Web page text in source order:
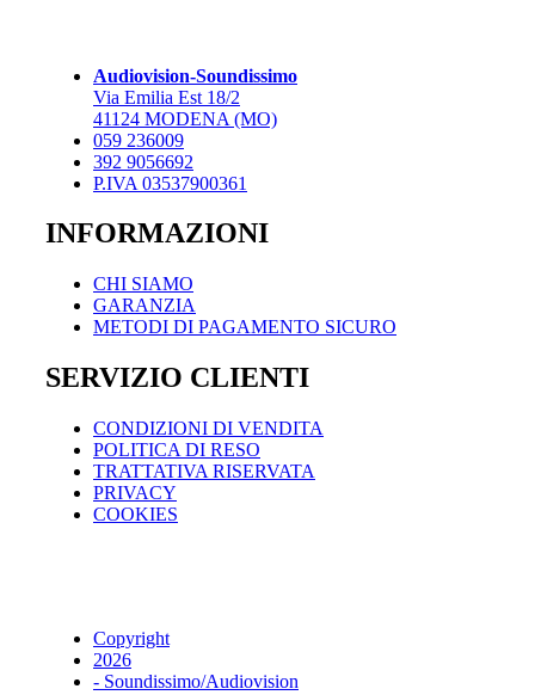
possono
essere
scelte
pagina
prodotto
Audiovision-Soundissimo
Via Emilia Est 18/2
41124 MODENA (MO)
059 236009
392 9056692
P.IVA 03537900361
INFORMAZIONI
CHI SIAMO
GARANZIA
METODI DI PAGAMENTO SICURO
SERVIZIO CLIENTI
CONDIZIONI DI VENDITA
POLITICA DI RESO
TRATTATIVA RISERVATA
PRIVACY
COOKIES
Copyright
2026
- Soundissimo/Audiovision